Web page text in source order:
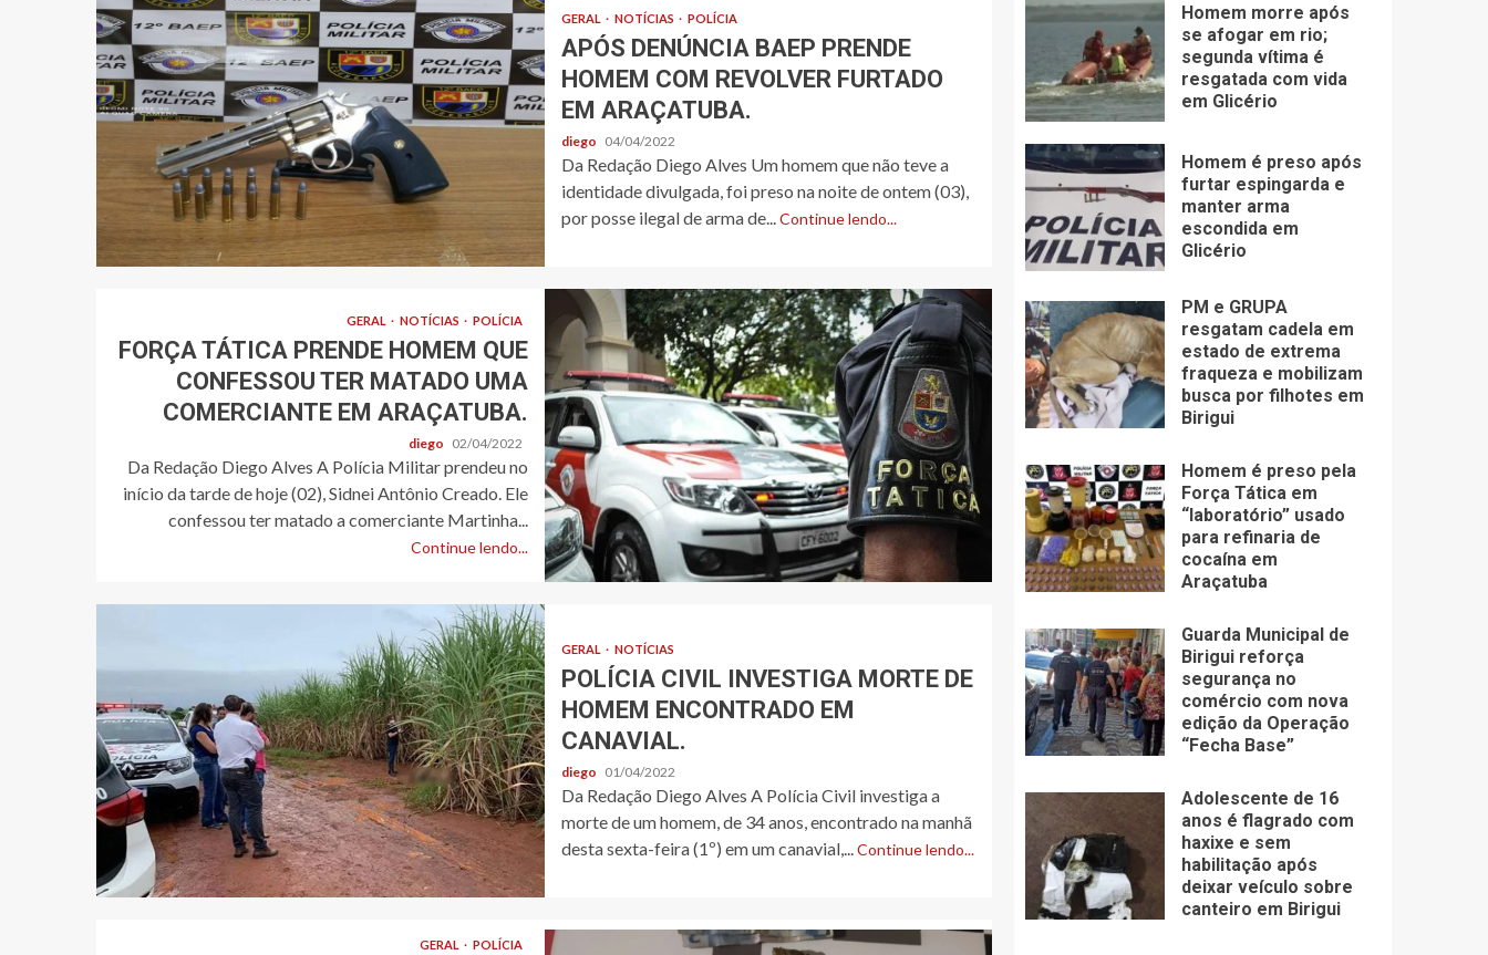
GERAL NOTÍCIAS POLÍCIA
APÓS DENÚNCIA BAEP PRENDE
HOMEM COM REVOLVER FURTADO
EM ARAÇATUBA.
diego 04/04/2022
Da Redação Diego Alves Um homem que não teve a
identidade divulgada, foi preso na noite de ontem (03),
por posse ilegal de arma de... Continue lendo...
GERAL NOTÍCIAS POLÍCIA
FORÇA TÁTICA PRENDE HOMEM QUE
CONFESSOU TER MATADO UMA
COMERCIANTE EM ARAÇATUBA.
diego 02/04/2022
Da Redação Diego Alves A Polícia Militar prendeu no
início da tarde de hoje (02), Sidnei Antônio Creado. Ele
confessou ter matado a comerciante Martinha...
Continue lendo...
GERAL NOTÍCIAS
POLÍCIA CIVIL INVESTIGA MORTE DE
HOMEM ENCONTRADO EM
CANAVIAL.
diego 01/04/2022
Da Redação Diego Alves A Polícia Civil investiga a
morte de um homem, de 34 anos, encontrado na manhã
desta sexta-feira (1º) em um canavial,... Continue lendo...
GERAL POLÍCIA
Homem morre após
se afogar em rio;
segunda vítima é
resgatada com vida
em Glicério
Homem é preso após
furtar espingarda e
manter arma
escondida em
Glicério
PM e GRUPA
resgatam cadela em
estado de extrema
fraqueza e mobilizam
busca por filhotes em
Birigui
Homem é preso pela
Força Tática em
“laboratório” usado
para refinaria de
cocaína em
Araçatuba
Guarda Municipal de
Birigui reforça
segurança no
comércio com nova
edição da Operação
“Fecha Base”
Adolescente de 16
anos é flagrado com
haxixe e sem
habilitação após
deixar veículo sobre
canteiro em Birigui